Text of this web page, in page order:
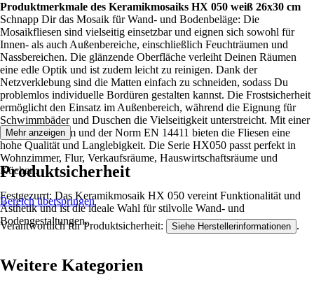
Produktmerkmale des Keramikmosaiks HX 050 weiß 26x30 cm
Schnapp Dir das Mosaik für Wand- und Bodenbeläge: Die
Mosaikfliesen sind vielseitig einsetzbar und eignen sich sowohl für
Innen- als auch Außenbereiche, einschließlich Feuchträumen und
Nassbereichen. Die glänzende Oberfläche verleiht Deinen Räumen
eine edle Optik und ist zudem leicht zu reinigen. Dank der
Netzverklebung sind die Matten einfach zu schneiden, sodass Du
problemlos individuelle Bordüren gestalten kannst. Die Frostsicherheit
ermöglicht den Einsatz im Außenbereich, während die Eignung für
Schwimmbäder und Duschen die Vielseitigkeit unterstreicht. Mit einer
Stärke von 5 mm und der Norm EN 14411 bieten die Fliesen eine
hohe Qualität und Langlebigkeit. Die Serie HX050 passt perfekt in
Wohnzimmer, Flur, Verkaufsräume, Hauswirtschaftsräume und
Küchen.
Festgezurrt: Das Keramikmosaik HX 050 vereint Funktionalität und
Ästhetik und ist die ideale Wahl für stilvolle Wand- und
Bodengestaltungen.
Mehr anzeigen
Produktsicherheit
Bereich überspringen
Verantwortlich für Produktsicherheit: Siehe Herstellerinformationen .
Weitere Kategorien